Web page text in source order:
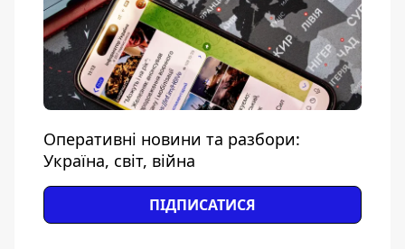
Оперативні новини та разбори:
Україна, світ, війна
ПІДПИСАТИСЯ